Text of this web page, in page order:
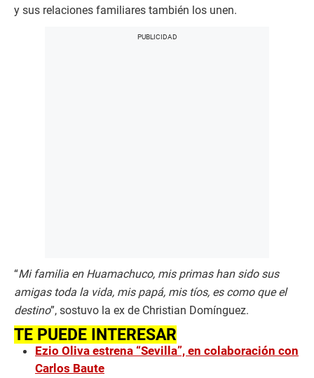
y sus relaciones familiares también los unen.
“Mi familia en Huamachuco, mis primas han sido sus
amigas toda la vida, mis papá, mis tíos, es como que el
destino”, sostuvo la ex de Christian Domínguez.
TE PUEDE INTERESAR
Ezio Oliva estrena “Sevilla”, en colaboración con
Carlos Baute